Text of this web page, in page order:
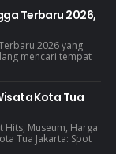
Terbaru 2026,
2026 yang
mencari tempat
Kota Tua
Hits, Museum, Harga
Tua Jakarta: Spot